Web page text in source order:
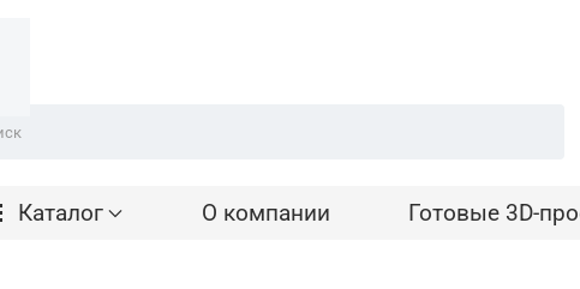
Каталог О компании Готовые 3D-